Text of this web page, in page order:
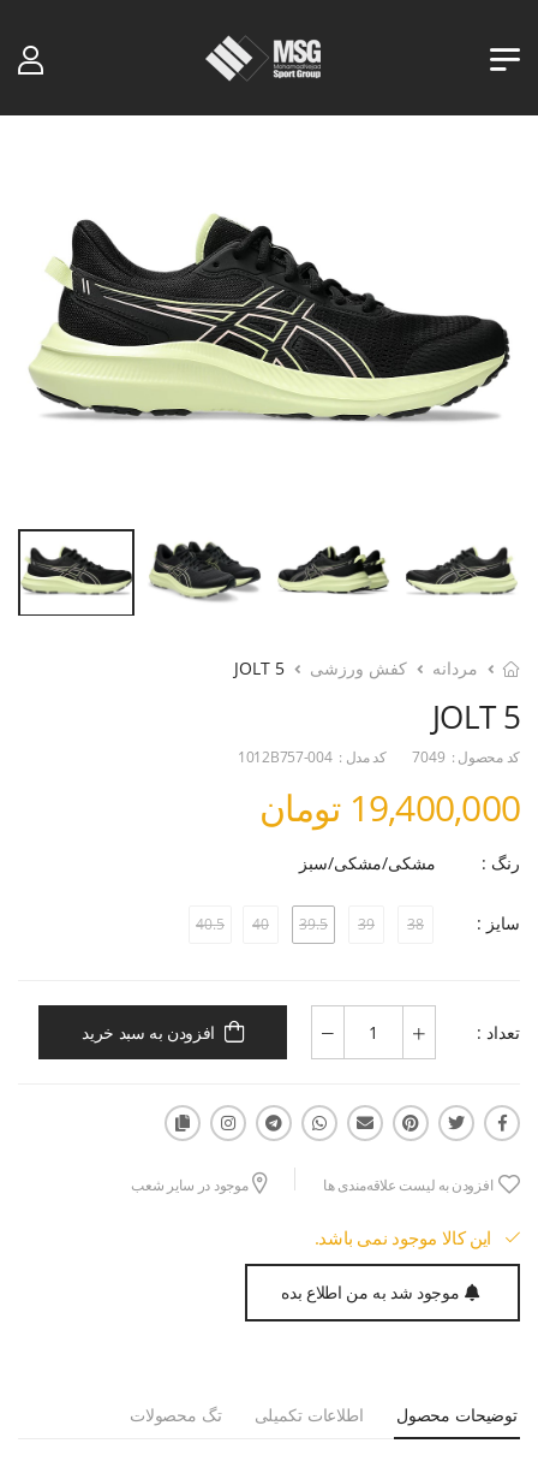
مردانه کفش ورزشی JOLT 5
JOLT 5
کد محصول : 7049 کد مدل : 1012B757-004
19,400,000 تومان
رنگ : مشکی/مشکی/سبز
سایز : 38
39
39.5
40
40.5
تعداد : افزودن به سبد خرید
افزودن به لیست علاقه‌مندی ها موجود در سایر شعب
این کالا موجود نمی باشد.
موجود شد به من اطلاع بده
توضیحات محصول اطلاعات تکمیلی تگ محصولات